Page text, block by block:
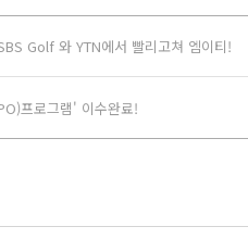
Golf 와 YTN에서 빨리고쳐 엠이티!
프로그램' 이수완료!